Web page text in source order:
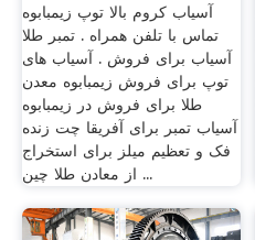
آسیاب کروم بالا توپ زیمبابوه
تماس با تلفن همراه . تمبر طلا
آسیاب برای فروش . آسیاب های
توپ برای فروش زیمبابوه معدن
طلا برای فروش در زیمبابوه
آسیاب تمبر برای آفریقا چت زنده
فک و تعظیم میلز برای استخراج
از معادن طلا چین ...